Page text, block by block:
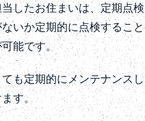
したお住まいは、定期点
いか定期的に点検するこ
能です。
も定期的にメンテナンス
す。